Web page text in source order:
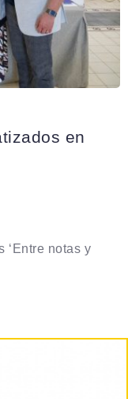
en
‘Entre notas y